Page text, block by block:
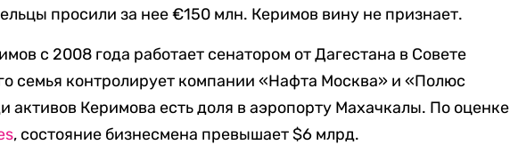
просили за нее €150 млн. Керимов вину не признает.
с 2008 года работает сенатором от Дагестана в Совете
семья контролирует компании «Нафта Москва» и «Полюс
активов Керимова есть доля в аэропорту Махачкалы. По оценке
, состояние бизнесмена превышает $6 млрд.